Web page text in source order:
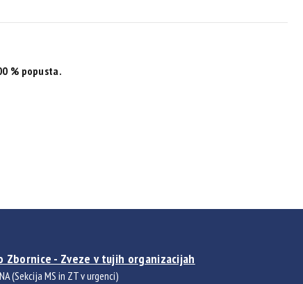
% popusta.
Zbornice - Zveze v tujih organizacijah
(Sekcija MS in ZT v urgenci)